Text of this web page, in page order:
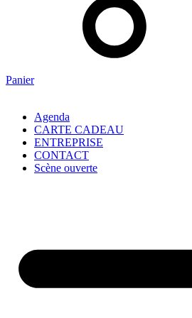
Panier
Agenda
CARTE CADEAU
ENTREPRISE
CONTACT
Scène ouverte